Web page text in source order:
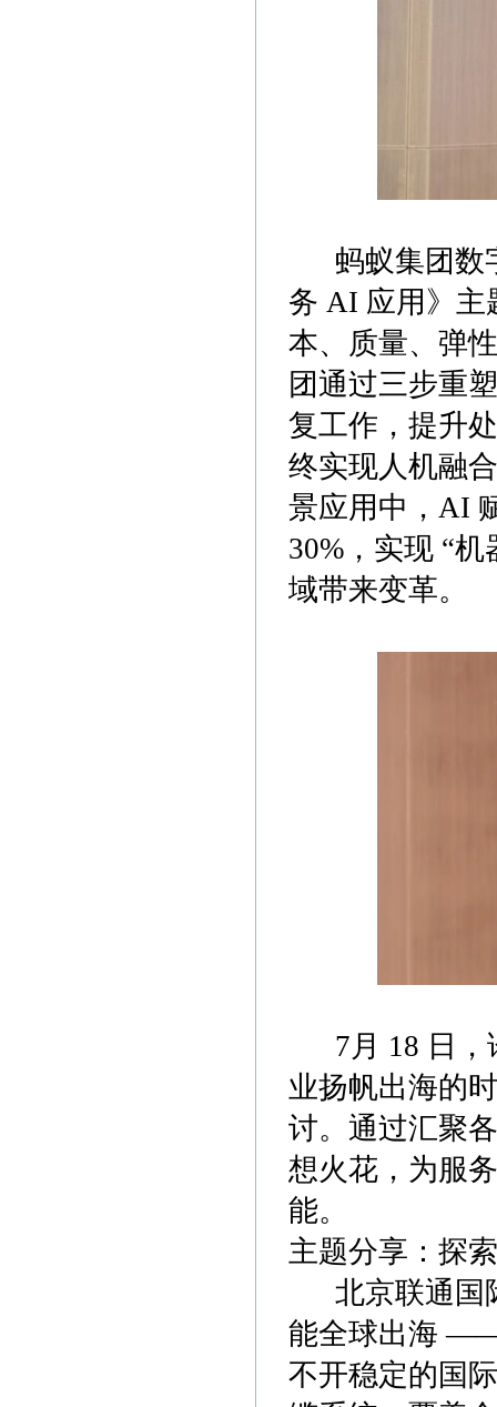
蚂蚁集团数
务 AI 应用》主
本、质量、弹
团通过三步重
复工作，提升
终实现人机融
景应用中，AI
30%，实现 “
域带来变革。
7月 18 日，
业扬帆出海的
讨。通过汇聚
想火花，为服
能。
主题分享：探
北京联通国
能全球出海 ——
不开稳定的国